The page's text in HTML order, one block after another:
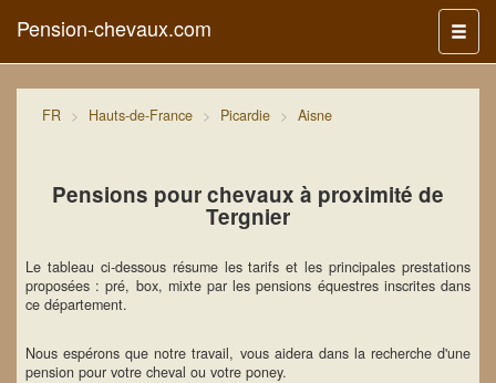
Menu
Pension-chevaux.com
FR Hauts-de-France Picardie Aisne
Pensions pour chevaux à proximité de
Tergnier
Le tableau ci-dessous résume les tarifs et les principales prestations
proposées : pré, box, mixte par les pensions équestres inscrites dans
ce département.
Nous espérons que notre travail, vous aidera dans la recherche d'une
pension pour votre cheval ou votre poney.